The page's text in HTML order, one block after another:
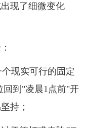
现了细微变化
现实可行的固定
回到"凌晨1点前"开
持；